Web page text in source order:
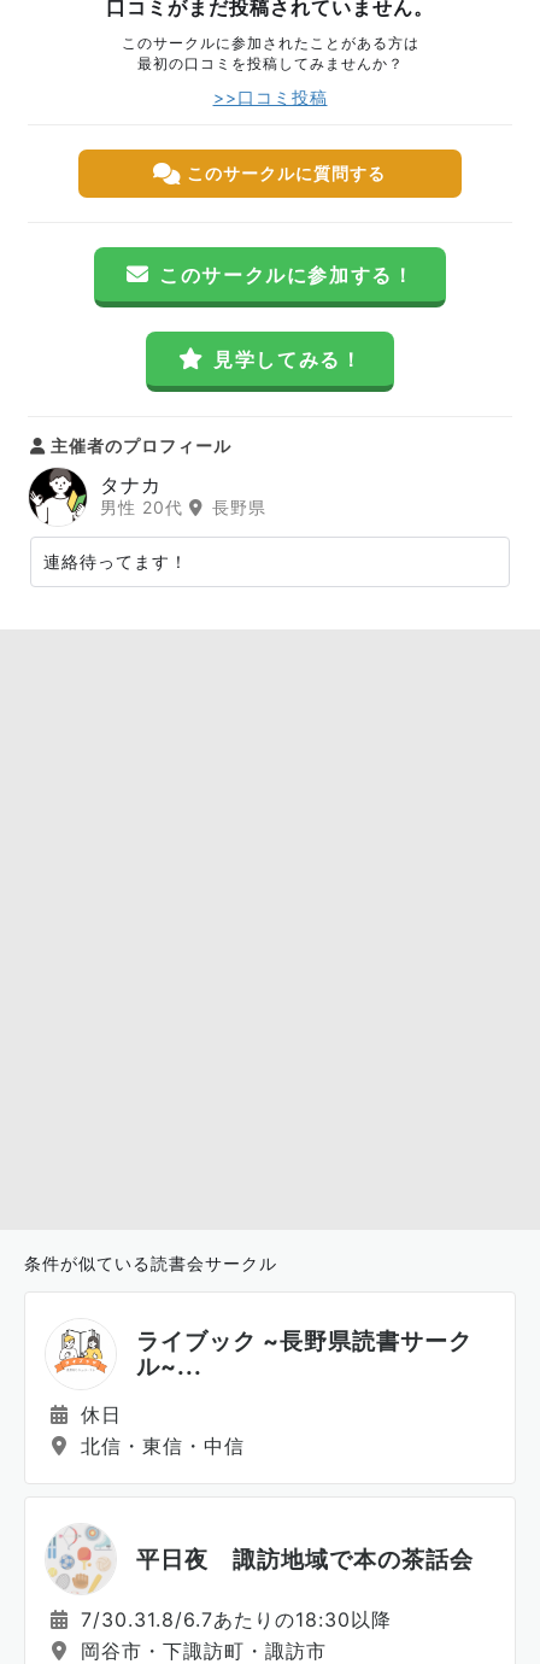
口コミがまだ投稿されていません。
このサークルに参加されたことがある方は
最初の口コミを投稿してみませんか？
>>口コミ投稿
このサークルに質問する
このサークルに参加する！
見学してみる！
主催者のプロフィール
タナカ
男性 20代 長野県
連絡待ってます！
条件が似ている読書会サークル
ライブック ~長野県読書サーク
ル~...
休日
北信・東信・中信
平日夜 諏訪地域で本の茶話会
7/30.31.8/6.7あたりの18:30以降
岡谷市・下諏訪町・諏訪市